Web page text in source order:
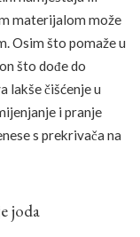
materijalom može
Osim što pomaže u
što dođe do
lakše čišćenje u
i pranje
s prekrivača na
joda